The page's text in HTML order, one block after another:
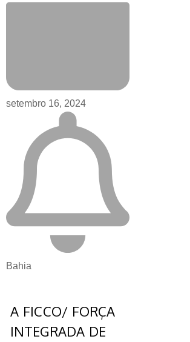
setembro 16, 2024
Bahia
A FICCO/ FORÇA
INTEGRADA DE